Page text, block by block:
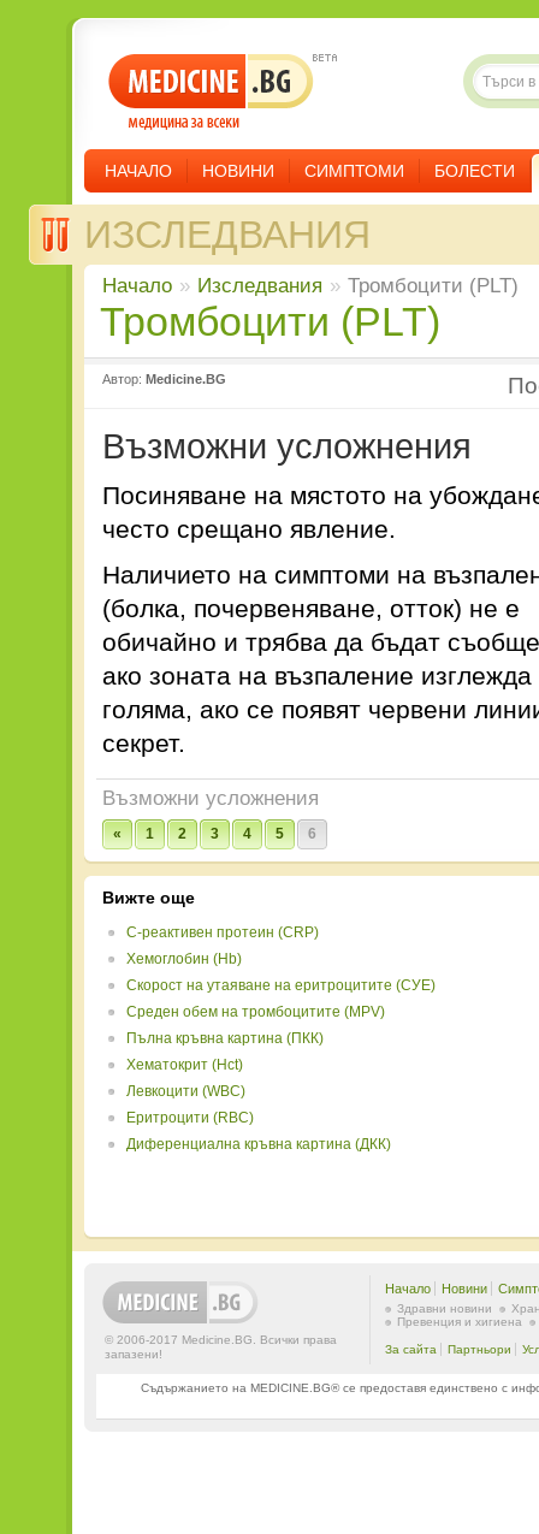
НАЧАЛО НОВИНИ СИМПТОМИ БОЛЕСТИ
ИЗСЛЕДВАНИЯ
Начало » Изследвания » Тромбоцити (PLT)
Тромбоцити (PLT)
Автор: Medicine.BG
Възможни усложнения
Посиняване на мястото на
често срещано явление.
Наличието на симптоми на
(болка, почервеняване, отток) не е
обичайно и трябва да бъдат
ако зоната на възпаление изглежда
голяма, ако се появят червени
секрет.
Възможни усложнения
« 1 2 3 4 5 6
Вижте още
C-реактивен протеин (CRP)
Хемоглобин (Hb)
Скорост на утаяване на еритроцитите (СУЕ)
Среден обем на тромбоцитите (MPV)
Пълна кръвна картина (ПКК)
Хематокрит (Hct)
Левкоцити (WBC)
Еритроцити (RBC)
Диференциална кръвна картина (ДКК)
© 2006-2017 Medicine.BG. Всички права
запазени!
Начало Новини
Здравни новини
Превенция и хигиена
За сайта Партньори
Съдържанието на MEDICINE.BG® се предоставя единствено с